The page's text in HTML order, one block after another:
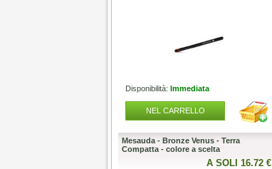
Disponibilità: Immediata
NEL CARRELLO
Mesauda - Bronze Venus - Terra
Compatta - colore a scelta
A SOLI 16.72 €